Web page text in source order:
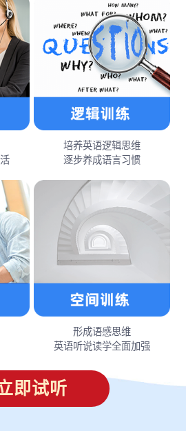
培养英语逻辑思维
逐步养成语言习惯
形成语感思维
英语听说读学全面加强
即试听